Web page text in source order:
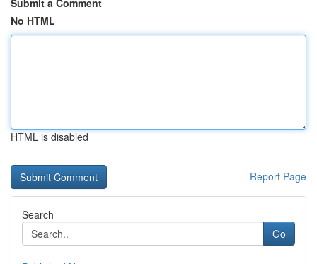
Submit a Comment
No HTML
HTML is disabled
Report Page
Search
Go